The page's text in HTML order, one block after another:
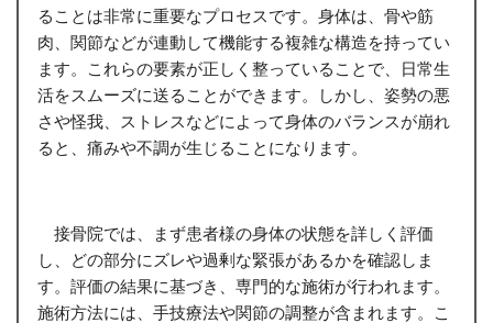
ることは非常に重要なプロセスです。身体は、骨や筋
肉、関節などが連動して機能する複雑な構造を持ってい
ます。これらの要素が正しく整っていることで、日常生
活をスムーズに送ることができます。しかし、姿勢の悪
さや怪我、ストレスなどによって身体のバランスが崩れ
ると、痛みや不調が生じることになります。
接骨院では、まず患者様の身体の状態を詳しく評価
し、どの部分にズレや過剰な緊張があるかを確認しま
す。評価の結果に基づき、専門的な施術が行われます。
施術方法には、手技療法や関節の調整が含まれます。こ